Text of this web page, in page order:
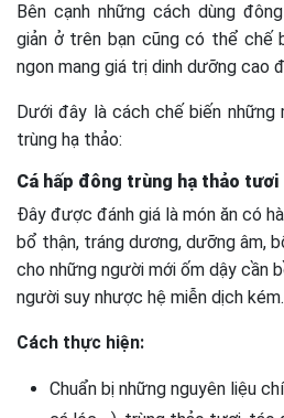
Bên cạnh những cách dùng
giản ở trên bạn cũng có thể chế
ngon mang giá trị dinh dưỡng cao
Dưới đây là cách chế biến
trùng hạ thảo:
Cá hấp đông trùng hạ thảo tươi
Đây được đánh giá là món ăn có
bổ thận, tráng dương, dưỡng âm,
cho những người mới ốm dậy cần
người suy nhược hệ miễn dịch kém.
Cách thực hiện:
Chuẩn bị những nguyên liệu